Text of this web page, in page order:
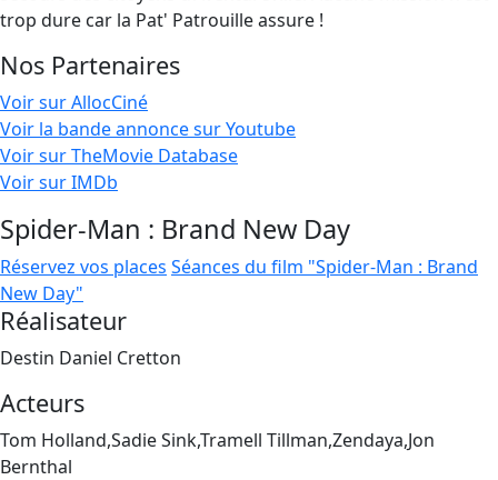
trop dure car la Pat' Patrouille assure !
Nos Partenaires
Voir sur AllocCiné
Voir la bande annonce sur Youtube
Voir sur TheMovie Database
Voir sur IMDb
Spider-Man : Brand New Day
Réservez vos places Séances du film "Spider-Man : Brand
New Day"
Réalisateur
Destin Daniel Cretton
Acteurs
Tom Holland,Sadie Sink,Tramell Tillman,Zendaya,Jon
Bernthal